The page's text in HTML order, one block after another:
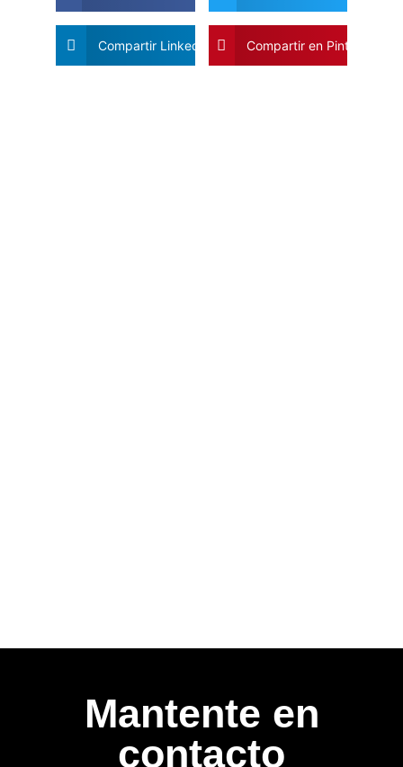
Compartir Linkedin Compartir en Pinterest
Mantente en
contacto